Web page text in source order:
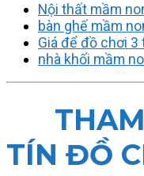
Nội thất mầm
bàn ghế mầm
Giá để đồ chơi 3
nhà khối mầm
TÍN ĐỒ